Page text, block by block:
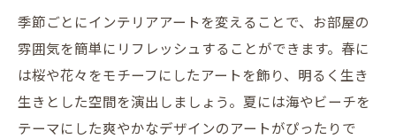
季節ごとにインテリアアートを変えることで、お部屋の
雰囲気を簡単にリフレッシュすることができます。春に
は桜や花々をモチーフにしたアートを飾り、明るく生き
生きとした空間を演出しましょう。夏には海やビーチを
テーマにした爽やかなデザインのアートがぴったりで